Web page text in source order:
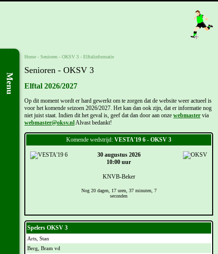
Menu
Home - Senioren - OKSV 3 - Elftalinformatie
Senioren - OKSV 3
Elftal 2026/2027
Op dit moment wordt er hard gewerkt om te zorgen dat de website weer actueel is
voor het komende seizoen 2026/2027. Het kan dan ook zijn, dat er informatie nog
niet juist staat. Indien dit het geval is, geef dat dan door aan onze webmaster via
webmaster@oksv.nl Alvast bedankt!
Komende wedstrijd: VESTA'19 6 - OKSV 3
30 augustus 2026
10:00 uur
KNVB-Beker
Nog 20 dagen, 17 uren, 37 minuten, 7
seconden
Spelers OKSV 3
Arts, Stan
Berg, Bram vd